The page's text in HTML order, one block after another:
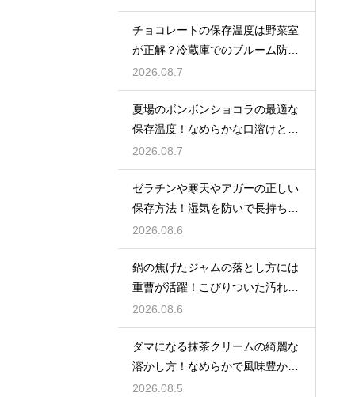
チョコレートの保存温度は野菜室
が正解？冷蔵庫でのブルーム防止
策
2026.08.7
夏場のボンボンショコラの最適な
保存温度！なめらかな口溶けと美
しいツヤを保つための管理方法
2026.08.7
ゼラチンや寒天やアガーの正しい
保存方法！湿気を防いで長持ちさ
せるコツ
2026.08.6
鍋の焦げたジャムの落とし方には
重曹が活躍！こびりついた汚れを
綺麗に落としてピカピカにする技
2026.08.6
ダマになる抹茶クリームの綺麗な
溶かし方！なめらかで風味豊かな
クリームを作る
2026.08.5